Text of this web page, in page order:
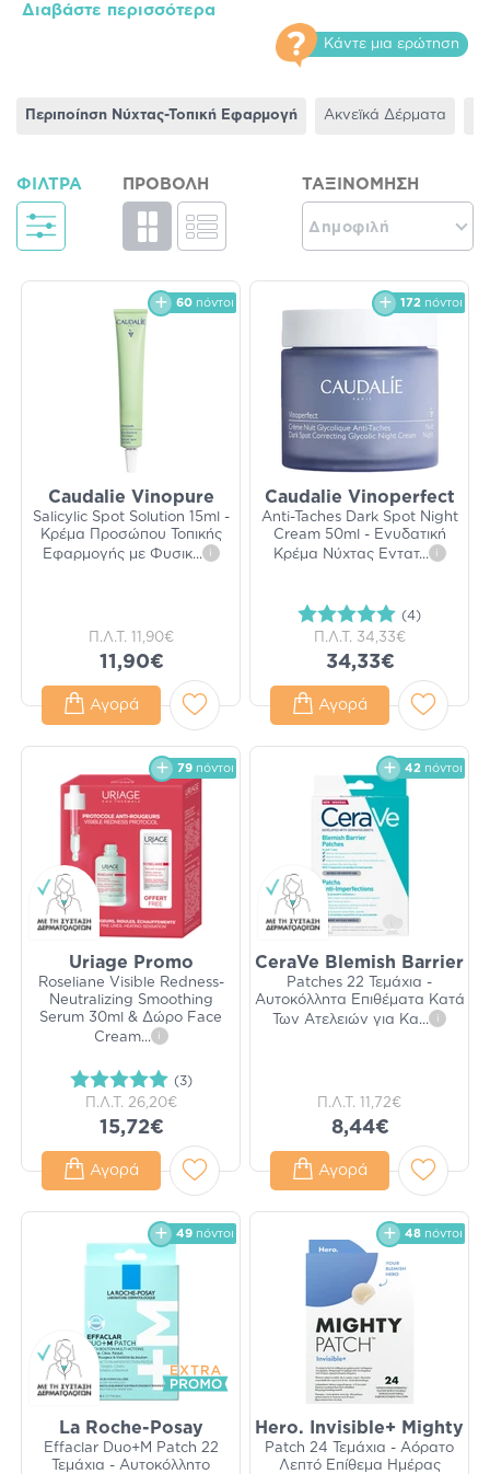
Διαβάστε περισσότερα
Κάντε μια ερώτηση
Περιποίηση Νύχτας-Τοπική Εφαρμογή Ακνεϊκά Δέρματα
ΦΊΛΤΡΑ ΠΡΟΒΟΛΉ ΤΑΞΙΝΌΜΗΣΗ
Δημοφιλή
60 πόντοι
Caudalie Vinopure
Salicylic Spot Solution 15ml -
Κρέμα Προσώπου Τοπικής
Εφαρμογής με Φυσικ... i
Π.Λ.Τ. 11,90€
11,90€
Αγορά
172 πόντοι
Caudalie Vinoperfect
Anti-Taches Dark Spot Night
Cream 50ml - Ενυδατική
Κρέμα Νύχτας Εντατ... i
(4)
Π.Λ.Τ. 34,33€
34,33€
Αγορά
79 πόντοι
Uriage Promo
Roseliane Visible Redness-
Neutralizing Smoothing
Serum 30ml & Δώρο Face
Cream... i
(3)
Π.Λ.Τ. 26,20€
15,72€
Αγορά
42 πόντοι
CeraVe Blemish Barrier
Patches 22 Τεμάχια -
Αυτοκόλλητα Επιθέματα Κατά
Των Ατελειών για Κα... i
Π.Λ.Τ. 11,72€
8,44€
Αγορά
49 πόντοι
La Roche-Posay
Effaclar Duo+M Patch 22
Τεμάχια - Αυτοκόλλητο
48 πόντοι
Hero. Invisible+ Mighty
Patch 24 Τεμάχια - Αόρατο
Λεπτό Επίθεμα Ημέρας